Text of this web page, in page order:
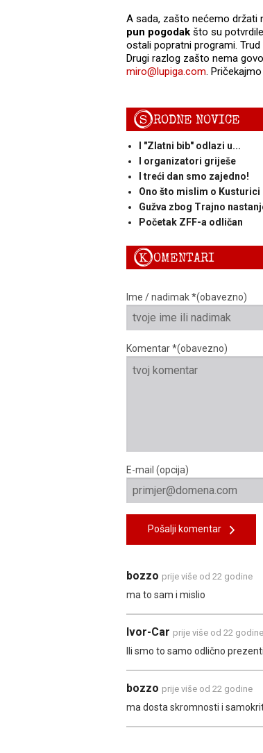
A sada, zašto nećemo držati
pun pogodak što su
ostali popratni programi.
Drugi razlog zašto nema
miro@lupiga.com.
SRODNE NOVICE
I "Zlatni bib" odlazi u...
I organizatori griješe
I treći dan smo zajedno!
Ono što mislim o Kusturici
Gužva zbog Trajno
Početak ZFF-a odličan
KOMENTARI
Ime / nadimak *(obavezno)
Komentar *(obavezno)
E-mail (opcija)
Pošalji komentar
bozzo prije više od 22 godine
ma to sam i mislio
Ivor-Car prije više od 22 godine
Ili smo to samo odlično
bozzo prije više od 22 godine
ma dosta skromnosti i